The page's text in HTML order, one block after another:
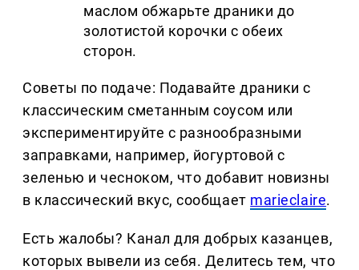
маслом обжарьте драники до
золотистой корочки с обеих
сторон.
Советы по подаче: Подавайте драники с
классическим сметанным соусом или
экспериментируйте с разнообразными
заправками, например, йогуртовой с
зеленью и чесноком, что добавит новизны
в классический вкус, сообщает marieclaire.
Есть жалобы? Канал для добрых казанцев,
которых вывели из себя. Делитеcь тем, что